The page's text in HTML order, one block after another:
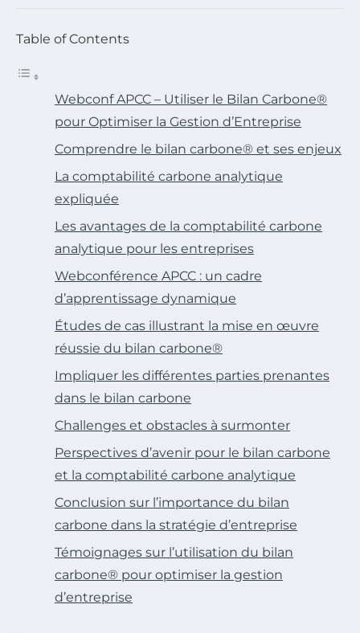
Table of Contents
Webconf APCC – Utiliser le Bilan Carbone®
pour Optimiser la Gestion d’Entreprise
Comprendre le bilan carbone® et ses enjeux
La comptabilité carbone analytique
expliquée
Les avantages de la comptabilité carbone
analytique pour les entreprises
Webconférence APCC : un cadre
d’apprentissage dynamique
Études de cas illustrant la mise en œuvre
réussie du bilan carbone®
Impliquer les différentes parties prenantes
dans le bilan carbone
Challenges et obstacles à surmonter
Perspectives d’avenir pour le bilan carbone
et la comptabilité carbone analytique
Conclusion sur l’importance du bilan
carbone dans la stratégie d’entreprise
Témoignages sur l’utilisation du bilan
carbone® pour optimiser la gestion
d’entreprise